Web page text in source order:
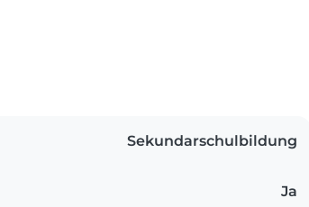
Sekundarschulbildung
Ja